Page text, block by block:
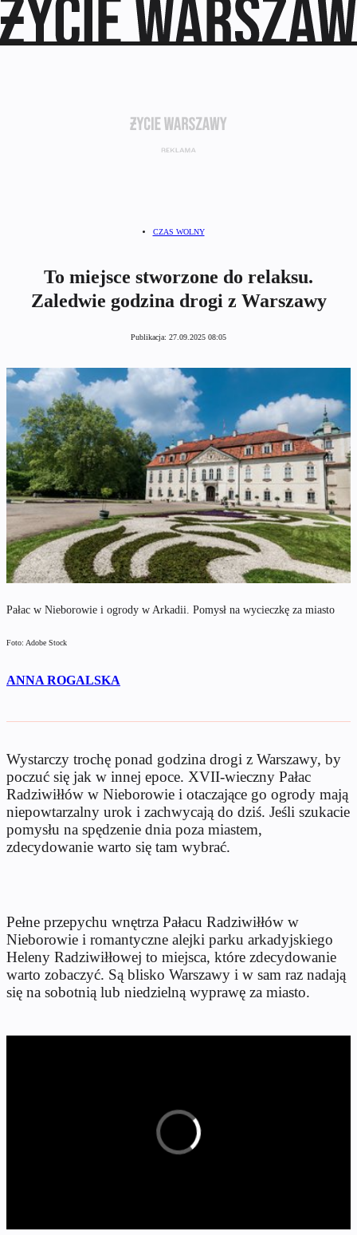
CZAS WOLNY
To miejsce stworzone do relaksu.
Zaledwie godzina drogi z Warszawy
Publikacja: 27.09.2025 08:05
Pałac w Nieborowie i ogrody w Arkadii. Pomysł na wycieczkę za miasto
Foto: Adobe Stock
ANNA ROGALSKA
Wystarczy trochę ponad godzina drogi z Warszawy, by
poczuć się jak w innej epoce. XVII-wieczny Pałac
Radziwiłłów w Nieborowie i otaczające go ogrody mają
niepowtarzalny urok i zachwycają do dziś. Jeśli szukacie
pomysłu na spędzenie dnia poza miastem,
zdecydowanie warto się tam wybrać.
Pełne przepychu wnętrza Pałacu Radziwiłłów w
Nieborowie i romantyczne alejki parku arkadyjskiego
Heleny Radziwiłłowej to miejsca, które zdecydowanie
warto zobaczyć. Są blisko Warszawy i w sam raz nadają
się na sobotnią lub niedzielną wyprawę za miasto.